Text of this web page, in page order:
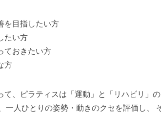
を目指したい方
たい方
ておきたい方
方
て、ピラティスは「運動」と「リハビリ」
一人ひとりの姿勢・動きのクセを評価し、